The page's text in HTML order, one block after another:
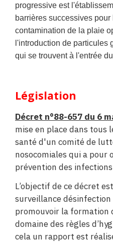
progressive est
barrières successives
contamination de la plaie
l'introduction de particules
qui se trouvent à l'entrée
Législation
Décret n°88-657 du 6
mise en place dans tous
santé d'un comité de
nosocomiales qui a
prévention des
L’objectif de ce décret
surveillance
promouvoir la formation
domaine des règles
cela un rapport est